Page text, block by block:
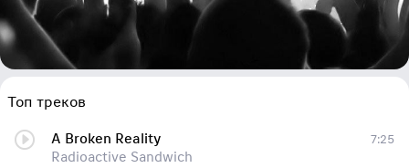
Топ треков
A Broken Reality
Radioactive Sandwich
7:25